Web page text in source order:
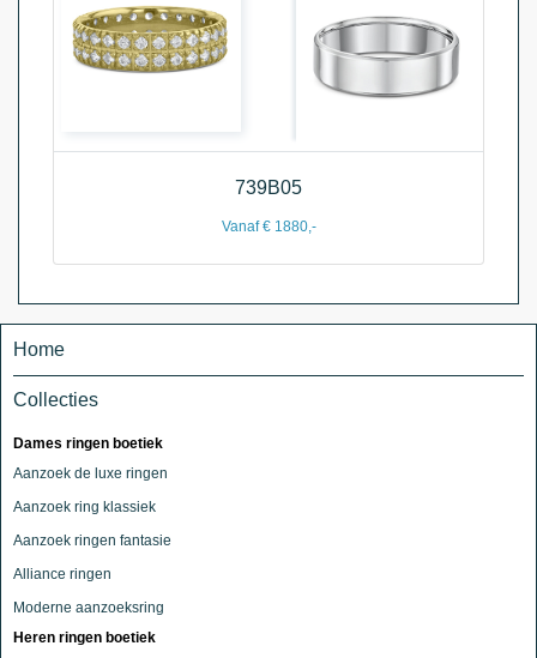
739B05
Vanaf € 1880,-
Home
Collecties
Dames ringen boetiek
Aanzoek de luxe ringen
Aanzoek ring klassiek
Aanzoek ringen fantasie
Alliance ringen
Moderne aanzoeksring
Heren ringen boetiek